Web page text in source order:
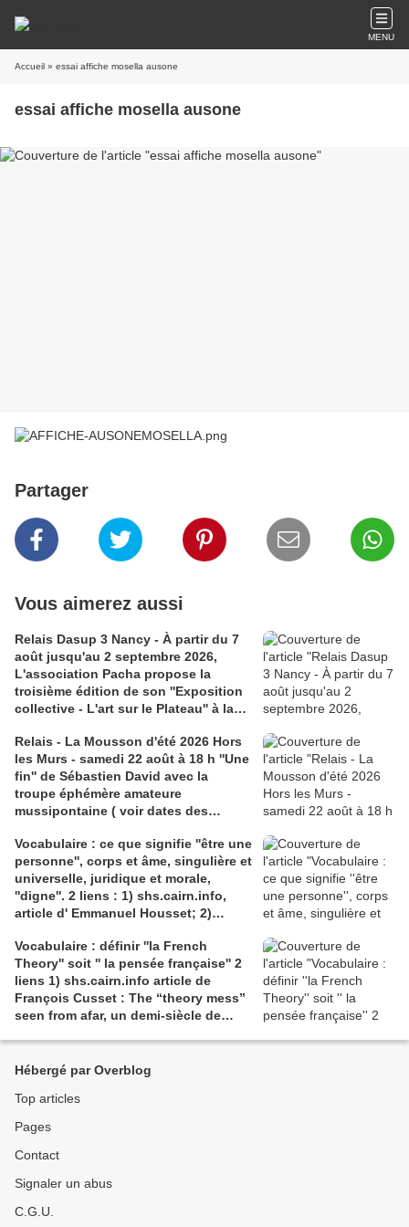
MENU
Accueil » essai affiche mosella ausone
essai affiche mosella ausone
Partager
Vous aimerez aussi
Relais Dasup 3 Nancy - À partir du 7
août jusqu'au 2 septembre 2026,
L'association Pacha propose la
troisième édition de son ''Exposition
collective - L'art sur le Plateau'' à la
avenue Pinchard
Relais - La Mousson d'été 2026 Hors
les Murs - samedi 22 août à 18 h ''Une
fin'' de Sébastien David avec la
troupe éphémère amateure
mussipontaine ( voir dates des
dramaturgie Lola Molina à l’Espace
Saint-Laurent, Pont-à-Mousson 2
liens : 1) lien meec.org; 2)
lemeac.com
Vocabulaire : ce que signifie ''être une
personne'', corps et âme, singulière et
universelle, juridique et morale,
''digne''. 2 liens : 1) shs.cairn.info,
article d' Emmanuel Housset; 2)
Julian Roche
Vocabulaire : définir ''la French
Theory'' soit '' la pensée française'' 2
liens 1) shs.cairn.info article de
François Cusset : The “theory mess”
seen from afar, un demi-siècle de
l'émancipation...'', François Cusset
Hébergé par Overblog
Top articles
Pages
Contact
Signaler un abus
C.G.U.